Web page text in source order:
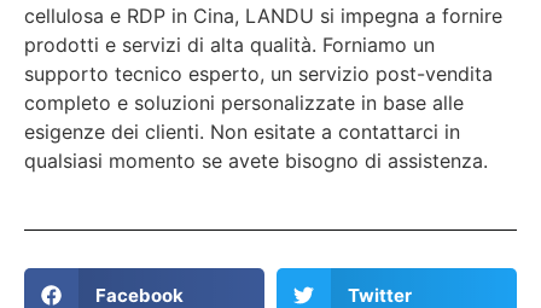
cellulosa e RDP in Cina, LANDU si impegna a fornire
prodotti e servizi di alta qualità. Forniamo un
supporto tecnico esperto, un servizio post-vendita
completo e soluzioni personalizzate in base alle
esigenze dei clienti. Non esitate a contattarci in
qualsiasi momento se avete bisogno di assistenza.
Facebook Twitter